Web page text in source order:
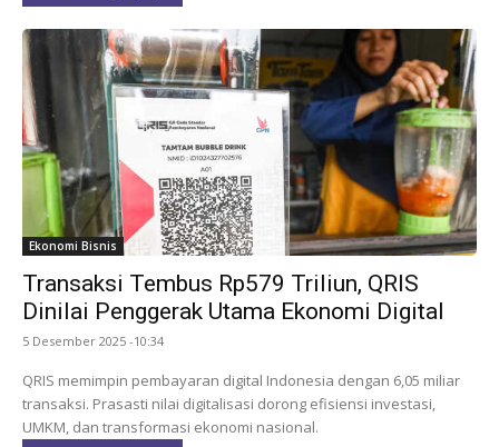
Ekonomi Bisnis
Transaksi Tembus Rp579 Triliun, QRIS
Dinilai Penggerak Utama Ekonomi Digital
5 Desember 2025 -10:34
QRIS memimpin pembayaran digital Indonesia dengan 6,05 miliar
transaksi. Prasasti nilai digitalisasi dorong efisiensi investasi,
UMKM, dan transformasi ekonomi nasional.